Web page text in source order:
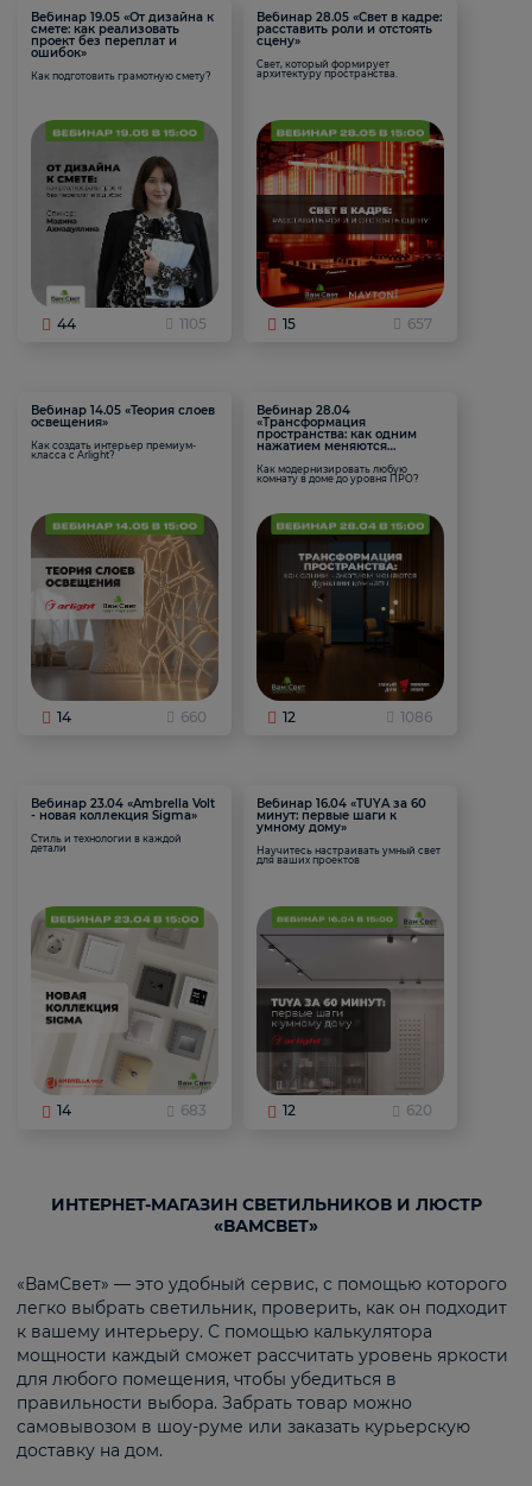
Вебинар 19.05 «От дизайна к
смете: как реализовать
проект без переплат и
ошибок»
Как подготовить грамотную смету?
44 1105
Вебинар 28.05 «Свет в кадре:
расставить роли и отстоять
сцену»
Свет, который формирует
архитектуру пространства.
15 657
Вебинар 14.05 «Теория слоев
освещения»
Как создать интерьер премиум-
класса с Arlight?
14 660
Вебинар 28.04
«Трансформация
пространства: как одним
нажатием меняются
Как модернизировать любую
комнату в доме до уровня ПРО?
12 1086
Вебинар 23.04 «Ambrella Volt
- новая коллекция Sigma»
Стиль и технологии в каждой
детали
14 683
Вебинар 16.04 «TUYA за 60
минут: первые шаги к
умному дому»
Научитесь настраивать умный свет
для ваших проектов
12 620
ИНТЕРНЕТ-МАГАЗИН СВЕТИЛЬНИКОВ И ЛЮСТР
«ВАМСВЕТ»
«ВамСвет» — это удобный сервис, с помощью которого
легко выбрать светильник, проверить, как он подходит
к вашему интерьеру. С помощью калькулятора
мощности каждый сможет рассчитать уровень яркости
для любого помещения, чтобы убедиться в
правильности выбора. Забрать товар можно
самовывозом в шоу-руме или заказать курьерскую
доставку на дом.